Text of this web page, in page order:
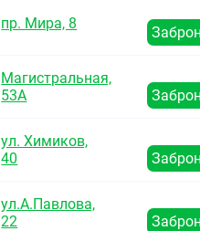
пр. Мира, 8
Магистральная,
53А
ул. Химиков,
40
ул.А.Павлова,
22